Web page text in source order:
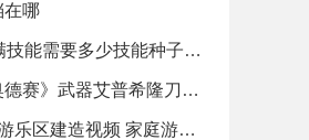
在哪
勇者斗恶龙11满技能需要多少技能种子 技能种子需求
《刺客信条：奥德赛》武器艾普希隆刀获得方法
模拟人生4家庭游乐区建造视频 家庭游乐区速建方法